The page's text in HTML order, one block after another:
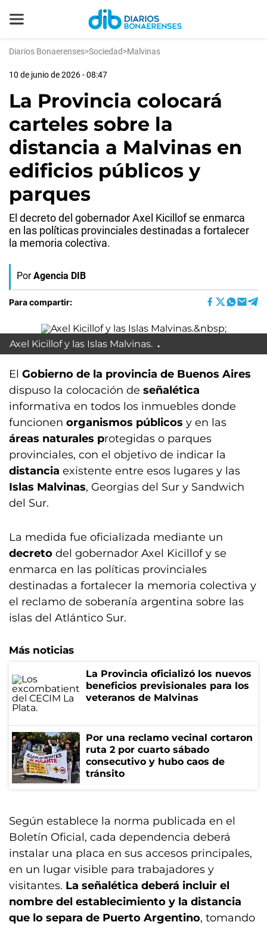
Diarios Bonaerenses>Sociedad>Malvinas
10 de junio de 2026 - 08:47
La Provincia colocará
carteles sobre la
distancia a Malvinas en
edificios públicos y
parques
El decreto del gobernador Axel Kicillof se enmarca
en las políticas provinciales destinadas a fortalecer
la memoria colectiva.
Por Agencia DIB
Para compartir:
Axel Kicillof y las Islas Malvinas.
El Gobierno de la provincia de Buenos Aires
dispuso la colocación de señalética
informativa en todos los inmuebles donde
funcionen organismos públicos y en las
áreas naturales protegidas o parques
provinciales, con el objetivo de indicar la
distancia existente entre esos lugares y las
Islas Malvinas, Georgias del Sur y Sandwich
del Sur.
La medida fue oficializada mediante un
decreto del gobernador Axel Kicillof y se
enmarca en las políticas provinciales
destinadas a fortalecer la memoria colectiva y
el reclamo de soberanía argentina sobre las
islas del Atlántico Sur.
Más noticias
La Provincia oficializó los nuevos
beneficios previsionales para los
veteranos de Malvinas
Por una reclamo vecinal cortaron
ruta 2 por cuarto sábado
consecutivo y hubo caos de
tránsito
Según establece la norma publicada en el
Boletín Oficial, cada dependencia deberá
instalar una placa en sus accesos principales,
en un lugar visible para trabajadores y
visitantes. La señalética deberá incluir el
nombre del establecimiento y la distancia
que lo separa de Puerto Argentino, tomando